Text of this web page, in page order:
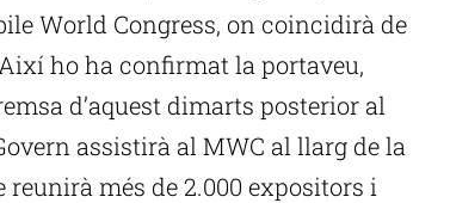
World Congress, on coincidirà de
ho ha confirmat la portaveu,
d’aquest dimarts posterior al
assistirà al MWC al llarg de la
reunirà més de 2.000 expositors i